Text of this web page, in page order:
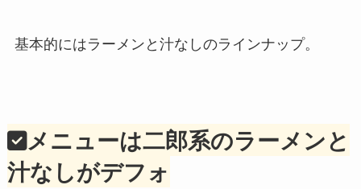
基本的にはラーメンと汁なしのラインナップ。
メニューは二郎系のラーメンと
汁なしがデフォ